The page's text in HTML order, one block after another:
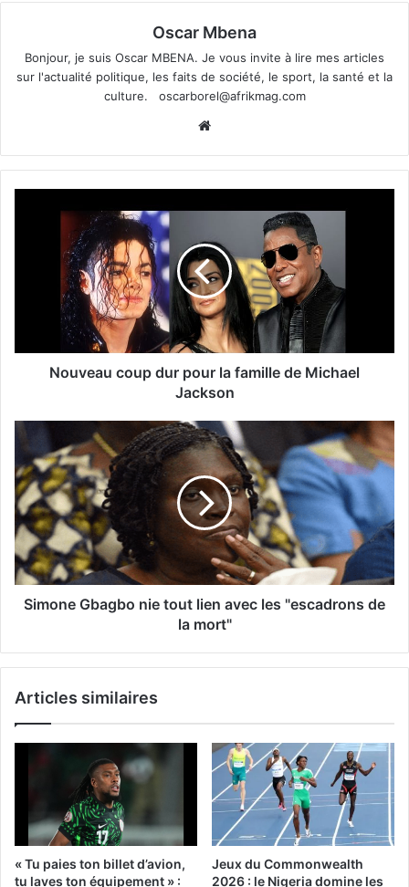
Oscar Mbena
Bonjour, je suis Oscar MBENA. Je vous invite à lire mes articles
sur l'actualité politique, les faits de société, le sport, la santé et la
culture. oscarborel@afrikmag.com
Nouveau coup dur pour la famille de Michael
Jackson
Simone Gbagbo nie tout lien avec les "escadrons de
la mort"
Articles similaires
« Tu paies ton billet d’avion,
tu laves ton équipement » :
Jeux du Commonwealth
2026 : le Nigeria domine les